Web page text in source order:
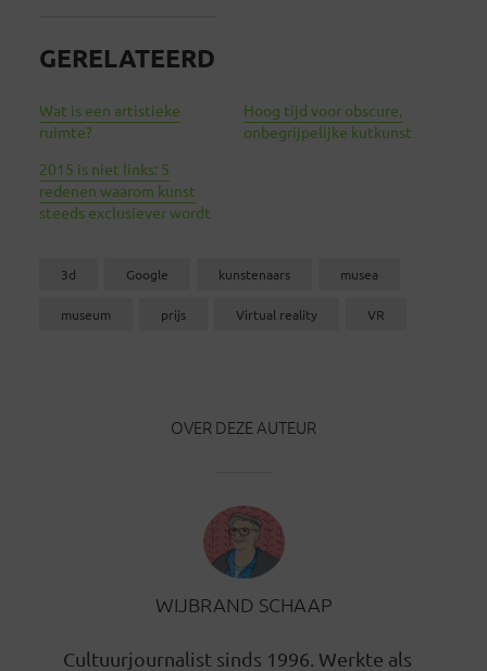
GERELATEERD
Wat is een artistieke
ruimte?
Hoog tijd voor obscure,
onbegrijpelijke kutkunst
2015 is niet links: 5
redenen waarom kunst
steeds exclusiever wordt
3d Google kunstenaars musea
museum prijs Virtual reality VR
OVER DEZE AUTEUR
WIJBRAND SCHAAP
Cultuurjournalist sinds 1996. Werkte als